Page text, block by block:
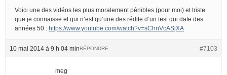
Voici une des vidéos les plus moralement pénibles (pour moi) et triste
que je connaisse et qui n’est qu’une des rédite d’un test qui date des
années 50 : https://www.youtube.com/watch?v=sChnVcASjXA
10 mai 2014 à 9 h 04 min #7103
RÉPONDRE
meg